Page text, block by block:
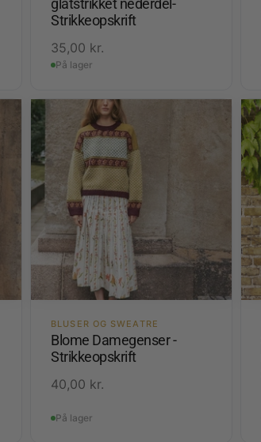
Strikkeopskrift
35,00 kr.
På lager
BLUSER OG SWEATRE
Blome Damegenser -
Strikkeopskrift
40,00 kr.
På lager